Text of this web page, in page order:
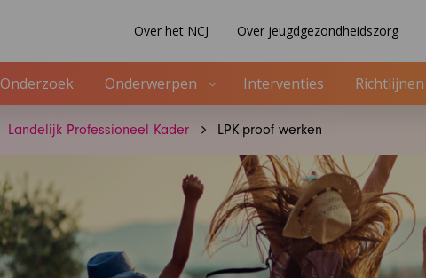
Over het NCJ Over jeugdgezondheidszorg
Onderzoek Onderwerpen Interventies Richtlijnen
Landelijk Professioneel Kader LPK-proof werken